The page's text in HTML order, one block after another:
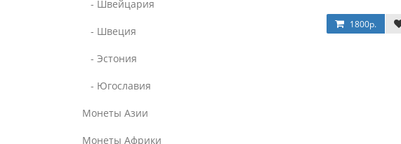
- Швейцария
- Швеция
- Эстония
- Югославия
Монеты Азии
Монеты Африки
1800р.